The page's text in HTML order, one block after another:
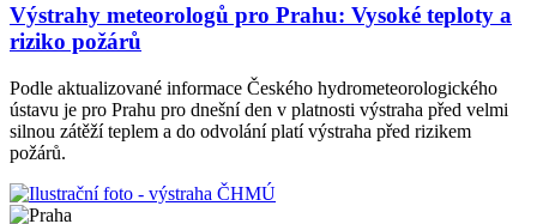
Výstrahy meteorologů pro Prahu: Vysoké teploty a
riziko požárů
Podle aktualizované informace Českého hydrometeorologického
ústavu je pro Prahu pro dnešní den v platnosti výstraha před velmi
silnou zátěží teplem a do odvolání platí výstraha před rizikem
požárů.